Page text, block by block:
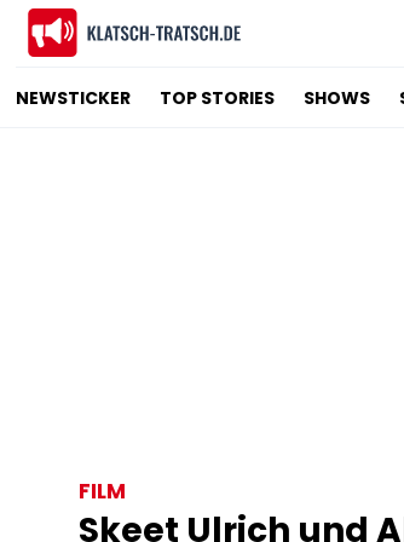
NEWSTICKER TOP STORIES SHOWS
FILM
Skeet Ulrich und